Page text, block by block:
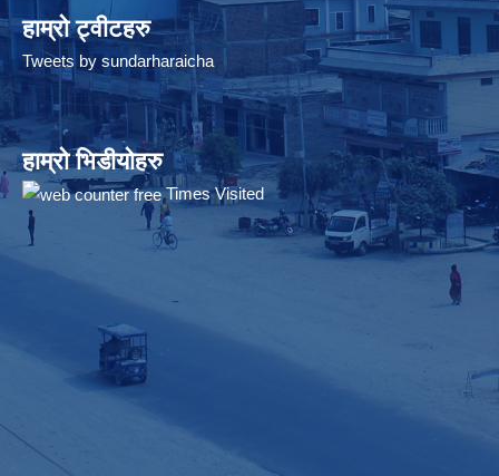
हाम्रो ट्वीटहरु
Tweets by sundarharaicha
हाम्रो भिडीयोहरु
Times Visited